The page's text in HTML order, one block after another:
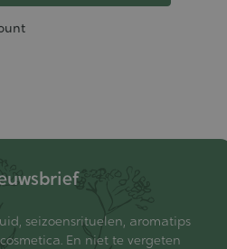
seizoensrituelen, aromatips
En niet te vergeten